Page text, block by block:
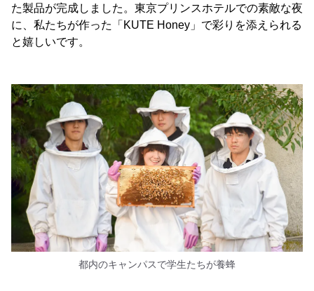
た製品が完成しました。東京プリンスホテルでの素敵な夜
に、私たちが作った「KUTE Honey」で彩りを添えられる
と嬉しいです。
都内のキャンパスで学生たちが養蜂